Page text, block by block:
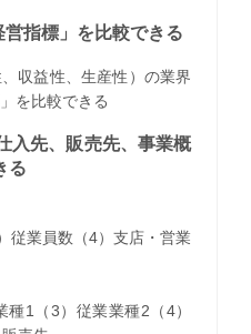
指標」を比較できる
収益性、生産性）の業界
を比較できる
入先、販売先、事業概
る
従業員数（4）支店・営業
種1（3）従業業種2（4）